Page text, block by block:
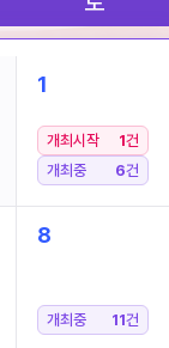
1
개최시작 1건
개최중
6건
8
개최중 11건